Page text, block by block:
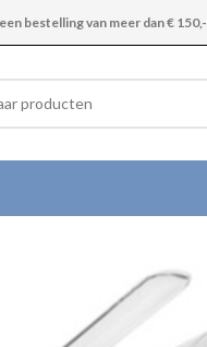
bestelling van meer dan € 150,-